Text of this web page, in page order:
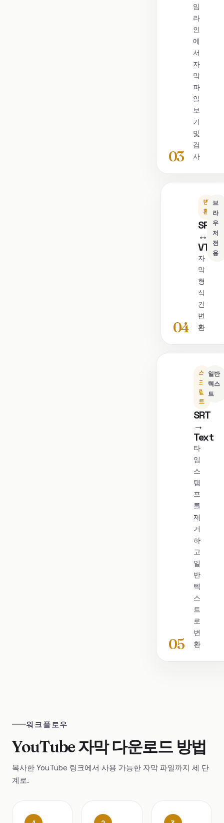
03
임
라
인
에
서
자
막
파
일
보
기
및
검
사
04
변
환
SRT
↔
VTT
자
막
형
식
간
변
환
브
라
우
저
전
용
05
스
크
립
트
SRT
→
Text
타
임
스
탬
프
를
제
거
하
고
일
반
텍
스
트
로
변
환
일반
텍스
트
워크플로우
YouTube 자막 다운로드 방법
복사한 YouTube 링크에서 사용 가능한 자막 파일까지 세 단
계로.